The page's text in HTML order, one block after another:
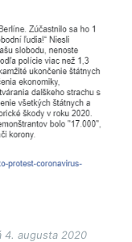
4. augusta 2020